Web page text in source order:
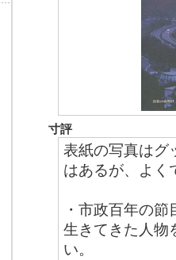
寸評
表紙の写真はグ
はあるが、よく
・市政百年の
生きてきた人物
い。